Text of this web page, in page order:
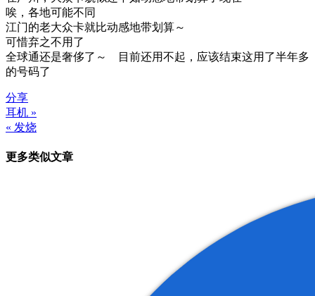
唉，各地可能不同
江门的老大众卡就比动感地带划算～
可惜弃之不用了
全球通还是奢侈了～ 目前还用不起，应该结束这用了半年多
的号码了
分享
文
章
导
耳机 »
« 发烧
更多类似文章